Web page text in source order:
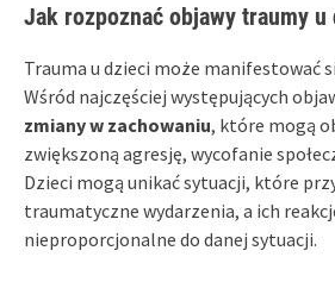
Jak rozpoznać objawy traumy u
Trauma u dzieci może manifestować
Wśród najczęściej występujących
zmiany w zachowaniu, które mogą
zwiększoną agresję, wycofanie
Dzieci mogą unikać sytuacji, które
traumatyczne wydarzenia, a ich
nieproporcjonalne do danej sytuacji.